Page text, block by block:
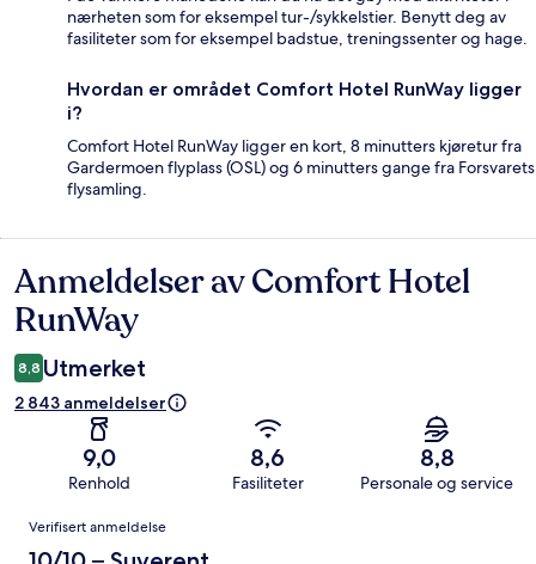
nærheten som for eksempel tur-/sykkelstier. Benytt deg av
fasiliteter som for eksempel badstue, treningssenter og hage.
Hvordan er området Comfort Hotel RunWay ligger
i?
Comfort Hotel RunWay ligger en kort, 8 minutters kjøretur fra
Gardermoen flyplass (OSL) og 6 minutters gange fra Forsvarets
flysamling.
Anmeldelser
Anmeldelser av Comfort Hotel
RunWay
8,8 Utmerket
2 843 anmeldelser
9,0
Renhold
8,6
Fasiliteter
8,8
Personale og service
Anmeldelser
Verifisert anmeldelse